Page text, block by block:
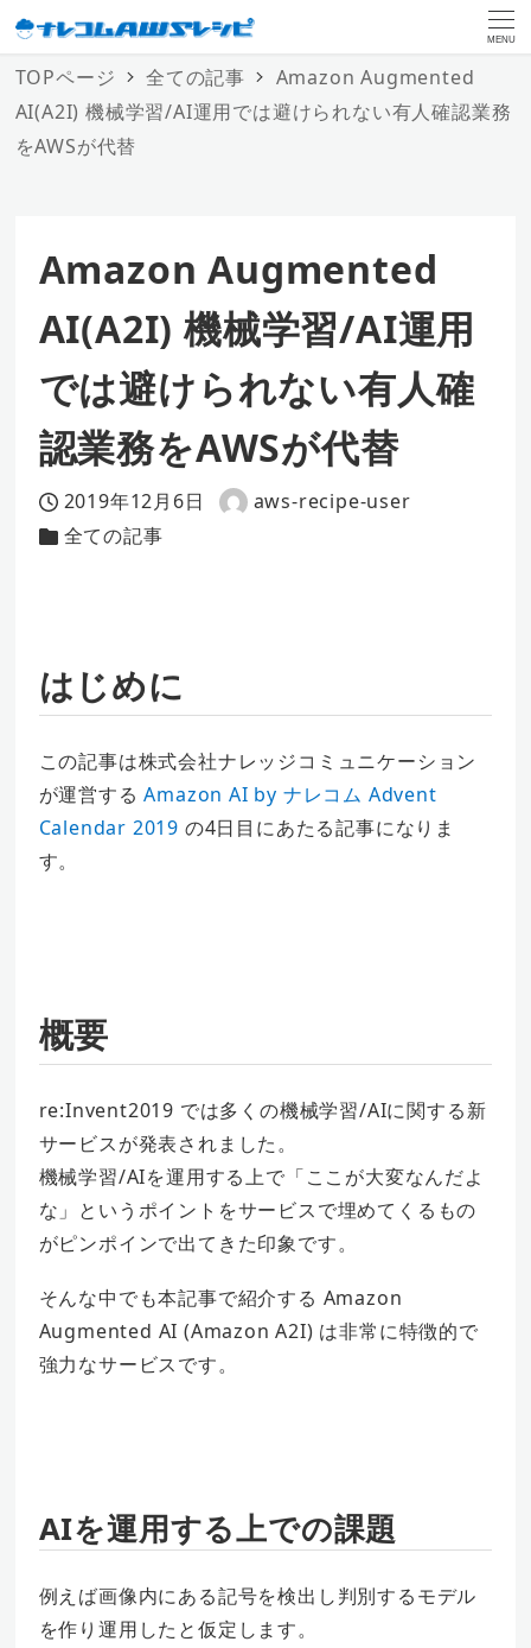
MENU
TOPページ 全ての記事
Amazon Augmented
AI(A2I) 機械学習/AI運用では避けられない有人確認業務
をAWSが代替
Amazon Augmented
AI(A2I) 機械学習/AI運用
では避けられない有人確
認業務をAWSが代替
投稿日
2019年12月6日
著
aws-recipe-user
カテゴリー
全ての記事
はじめに
この記事は株式会社ナレッジコミュニケーション
が運営するAmazon AI by ナレコム Advent
Calendar 2019 の4日目にあたる記事になりま
す。
概要
re:Invent2019 では多くの機械学習/AIに関する新
サービスが発表されました。
機械学習/AIを運用する上で「ここが大変なんだよ
な」というポイントをサービスで埋めてくるもの
がピンポインで出てきた印象です。
そんな中でも本記事で紹介する Amazon
Augmented AI (Amazon A2I) は非常に特徴的で
強力なサービスです。
AIを運用する上での課題
例えば画像内にある記号を検出し判別するモデル
を作り運用したと仮定します。